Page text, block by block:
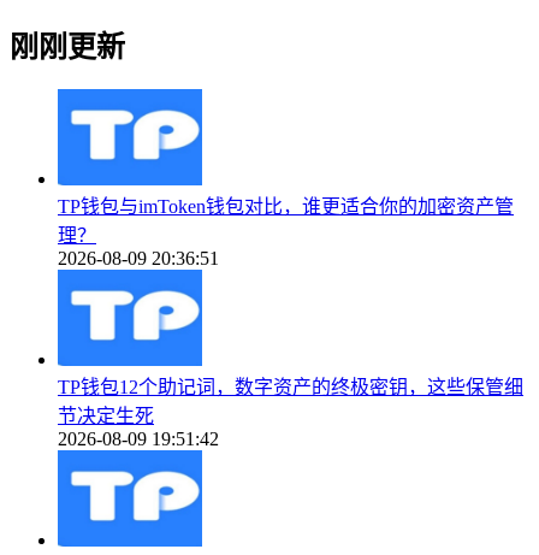
刚刚更新
TP钱包与imToken钱包对比，谁更适合你的加密资产管
理？
2026-08-09 20:36:51
TP钱包12个助记词，数字资产的终极密钥，这些保管细
节决定生死
2026-08-09 19:51:42